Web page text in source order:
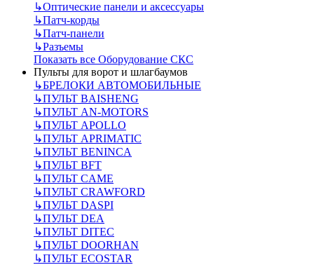
↳Оптические панели и аксессуары
↳Патч-корды
↳Патч-панели
↳Разъемы
Показать все Оборудование СКС
Пульты для ворот и шлагбаумов
↳БРЕЛОКИ АВТОМОБИЛЬНЫЕ
↳ПУЛЬТ BAISHENG
↳ПУЛЬТ AN-MOTORS
↳ПУЛЬТ APOLLO
↳ПУЛЬТ APRIMATIC
↳ПУЛЬТ BENINCA
↳ПУЛЬТ BFT
↳ПУЛЬТ CAME
↳ПУЛЬТ CRAWFORD
↳ПУЛЬТ DASPI
↳ПУЛЬТ DEA
↳ПУЛЬТ DITEC
↳ПУЛЬТ DOORHAN
↳ПУЛЬТ ECOSTAR